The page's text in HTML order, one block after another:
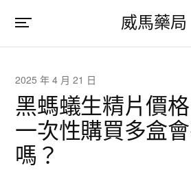
威馬藥局
2025 年 4 月 21 日
黑螞蟻生精片價
一次性購買多盒
嗎？